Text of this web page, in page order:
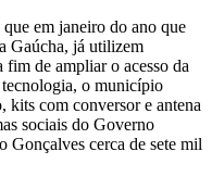
em janeiro do ano que
Gaúcha, já utilizem
de ampliar o acesso da
tecnologia, o município
kits com conversor e antena
sociais do Governo
Gonçalves cerca de sete mil